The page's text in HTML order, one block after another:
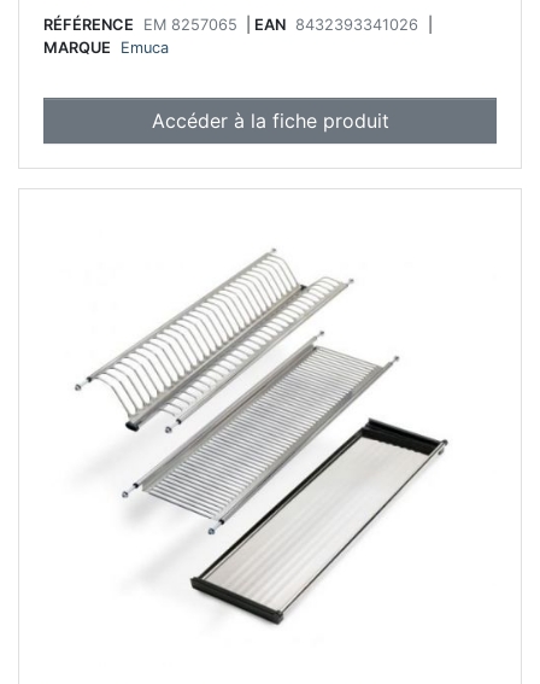
RÉFÉRENCE EM 8257065 EAN 8432393341026
MARQUE
Emuca
Accéder à la fiche produit